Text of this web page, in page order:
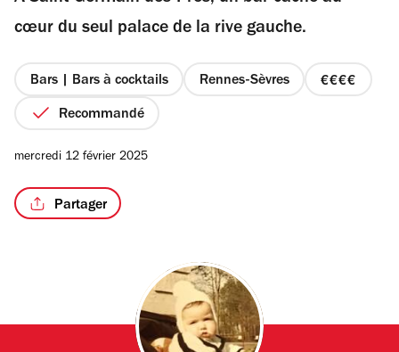
étoiles
cœur du seul palace de la rive gauche.
Bars | Bars à cocktails Rennes-Sèvres
prix
Recommandé
mercredi 12 février 2025
Partager